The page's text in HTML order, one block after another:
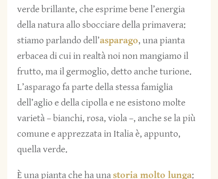
verde brillante, che esprime bene l’energia
della natura allo sbocciare della primavera:
stiamo parlando dell’asparago, una pianta
erbacea di cui in realtà noi non mangiamo il
frutto, ma il germoglio, detto anche turione.
L’asparago fa parte della stessa famiglia
dell’aglio e della cipolla e ne esistono molte
varietà – bianchi, rosa, viola –, anche se la più
comune e apprezzata in Italia è, appunto,
quella verde.
È una pianta che ha unastoria molto lunga: